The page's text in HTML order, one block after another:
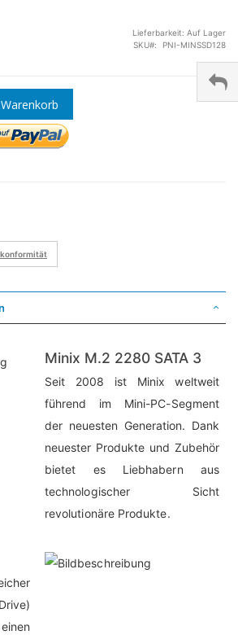
Lieferbarkeit: Auf Lager
SKU
PNI-MINSSD128
Minix M.2 2280 SATA 3
Seit 2008 ist Minix weltweit
führend im Mini-PC-Segment
der neuesten Generation. Dank
neuester Produkte und Zubehör
bietet es Liebhabern aus
technologischer Sicht
revolutionäre Produkte.